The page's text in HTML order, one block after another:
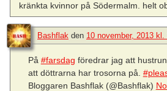
kränkta kvinnor på Södermalm. helt
Bashflak den 10 november, 2013 kl.
På #farsdag föredrar jag att
att döttrarna har trosorna på.
Bloggaren Bashflak (@Bashflak)